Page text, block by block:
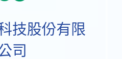
技股份有限
司